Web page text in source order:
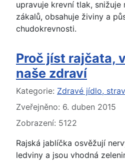
upravuje krevní tlak,
zákalů, obsahuje živiny a
chudokrevnosti.
Proč jíst rajčata,
naše zdraví
Základní údaje
Kategorie: Zdravé jídlo,
Zveřejněno: 6. duben 2015
Zobrazení: 5122
Rajská jablíčka osvěžují
ledviny a jsou vhodná